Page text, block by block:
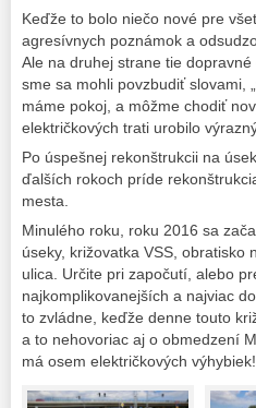
Keďže to bolo niečo nové pre
agresívnych poznámok a
Ale na druhej strane tie
sme sa mohli povzbudiť slovami,
máme pokoj, a môžme chodiť
električkových trati urobilo
Po úspešnej rekonštrukcii na
ďalších rokoch príde
mesta.
Minulého roku, roku 2016 sa
úseky, križovatka VSS, obratisko
ulica. Určite pri započutí, alebo
najkomplikovanejších a najviac
to zvládne, keďže denne touto
a to nehovoriac aj o obmedzení
má osem električkových